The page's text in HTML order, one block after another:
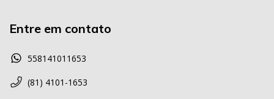
Entre em contato
558141011653
(81) 4101-1653